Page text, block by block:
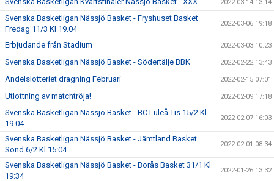
2022-03-14 13:14
Svenska Basketligan Nässjö Basket - Fryshuset Basket
Fredag 11/3 Kl 19.04
2022-03-06 19:18
Erbjudande från Stadium 2022-03-03 10:23
Svenska Basketligan Nässjö Basket - Södertälje BBK 2022-02-22 13:43
Andelslotteriet dragning Februari 2022-02-15 07:01
Utlottning av matchtröja! 2022-02-09 17:18
Svenska Basketligan Nässjö Basket - BC Luleå Tis 15/2 Kl
19:04
2022-02-07 16:03
Svenska Basketligan Nässjö Basket - Jämtland Basket
Sönd 6/2 Kl 15:04
2022-02-01 08:34
Svenska Basketligan Nässjö Basket - Borås Basket 31/1 Kl
19:34
2022-01-26 13:32